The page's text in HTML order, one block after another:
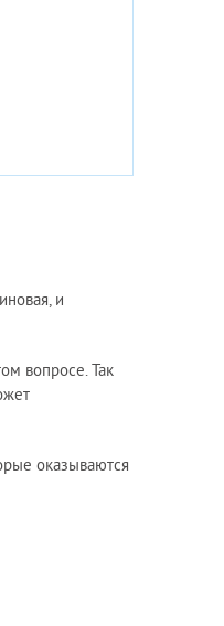
и
вопросе. Так
оказываются